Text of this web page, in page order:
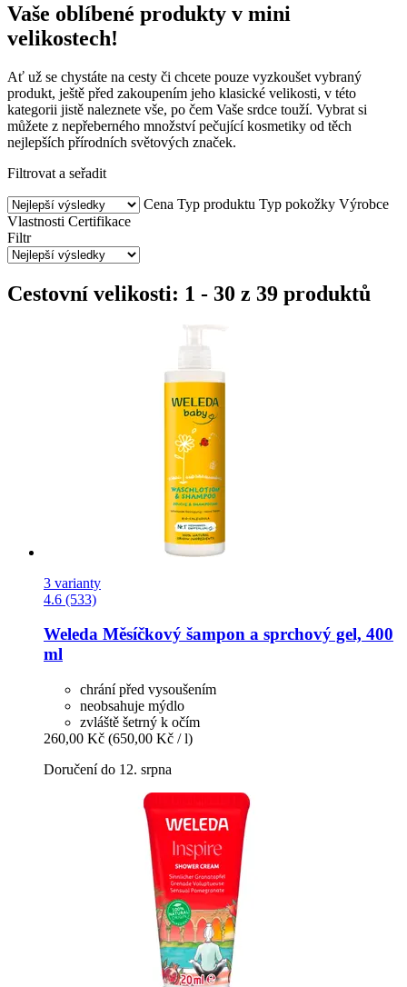
Vaše oblíbené produkty v mini
velikostech!
Ať už se chystáte na cesty či chcete pouze vyzkoušet vybraný
produkt, ještě před zakoupením jeho klasické velikosti, v této
kategorii jistě naleznete vše, po čem Vaše srdce touží. Vybrat si
můžete z nepřeberného množství pečující kosmetiky od těch
nejlepších přírodních světových značek.
Filtrovat a seřadit
Cena Typ produktu Typ pokožky Výrobce
Vlastnosti Certifikace
Filtr
Cestovní velikosti: 1 - 30 z 39 produktů
3 varianty
4.6 (533)
Weleda Měsíčkový šampon a sprchový gel, 400
ml
chrání před vysoušením
neobsahuje mýdlo
zvláště šetrný k očím
260,00 Kč (650,00 Kč / l)
Doručení do 12. srpna